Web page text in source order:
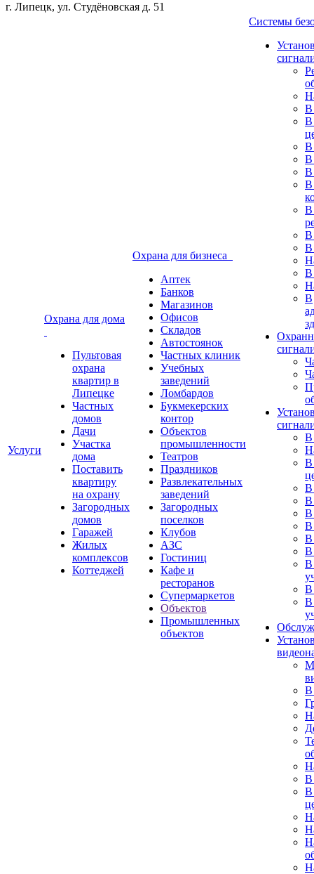
г. Липецк, ул. Студёновская д. 51
Услуги
Охрана для дома
Пультовая
охрана
квартир в
Липецке
Частных
домов
Дачи
Участка
дома
Поставить
квартиру
на охрану
Загородных
домов
Гаражей
Жилых
комплексов
Коттеджей
Охрана для бизнеса
Аптек
Банков
Магазинов
Офисов
Складов
Автостоянок
Частных клиник
Учебных
заведений
Ломбардов
Букмекерских
контор
Объектов
промышленности
Театров
Праздников
Развлекательных
заведений
Загородных
поселков
Клубов
АЗС
Гостиниц
Кафе и
ресторанов
Супермаркетов
Объектов
Промышленных
объектов
Системы
В
В
В
В
В
В
В
В
В
В
В
В
В
В
В
В
В
В
В
В
В
В
В
В
В